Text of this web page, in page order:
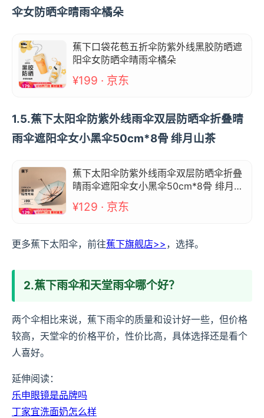
伞女防晒伞晴雨伞橘朵
蕉下口袋花苞五折伞防紫外线黑胶防晒遮
阳伞女防晒伞晴雨伞橘朵
¥199 · 京东
1.5.蕉下太阳伞防紫外线雨伞双层防晒伞折叠晴
雨伞遮阳伞女小黑伞50cm*8骨 绯月山茶
蕉下太阳伞防紫外线雨伞双层防晒伞折叠
晴雨伞遮阳伞女小黑伞50cm*8骨 绯月山
¥129 · 京东
更多蕉下太阳伞，前往蕉下旗舰店>> ，选择。
2.蕉下雨伞和天堂雨伞哪个好？
两个伞相比来说，蕉下雨伞的质量和设计好一些，但价格
较高，天堂伞的价格平价，性价比高，具体选择还是看个
人喜好。
延伸阅读：
乐申眼镜是品牌吗
丁家宜洗面奶怎么样